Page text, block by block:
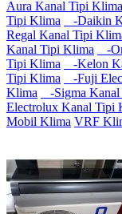
Aura Kanal Tipi Klima
Tipi Klima
-Daikin
Regal Kanal Tipi
Kanal Tipi Klima
-
Tipi Klima
-Kelon
Tipi Klima
-Fuji
Klima
-Sigma
Electrolux Kanal Tipi
Mobil Klima VRF